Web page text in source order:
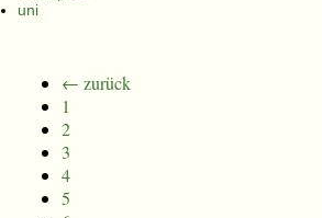
uni
← zurück
1
2
3
4
5